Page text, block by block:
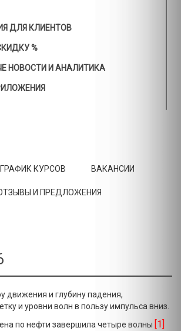
ДЛЯ КЛИЕНТОВ
%
НОВОСТИ И АНАЛИТИКА
КУРСОВ ВАКАНСИИ
И ПРЕДЛОЖЕНИЯ
движения и глубину падения,
и уровни волн в пользу импульса вниз.
по нефти завершила четыре волны [1]